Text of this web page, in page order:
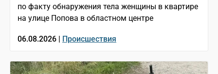
по факту обнаружения тела женщины в квартире
на улице Попова в областном центре
06.08.2026 | Происшествия